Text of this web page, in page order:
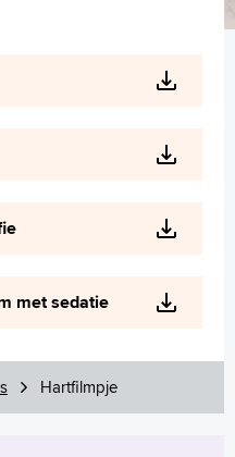
met sedatie
Hartfilmpje